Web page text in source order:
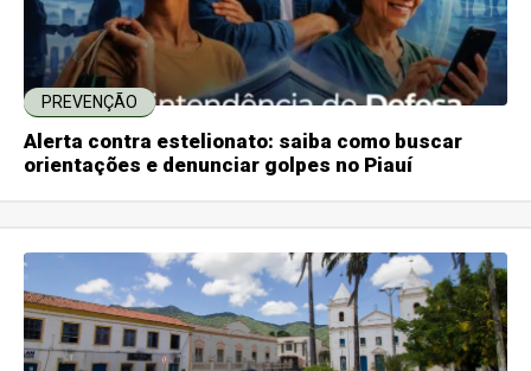
PREVENÇÃO
Alerta contra estelionato: saiba como buscar
orientações e denunciar golpes no Piauí